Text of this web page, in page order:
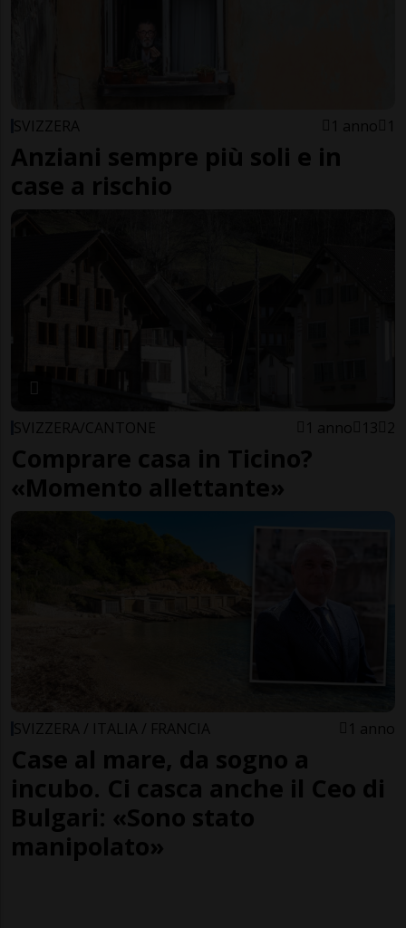
SVIZZERA 1 anno 1
Anziani sempre più soli e in
case a rischio
SVIZZERA/CANTONE 1 anno 13 2
Comprare casa in Ticino?
«Momento allettante»
SVIZZERA / ITALIA / FRANCIA 1 anno
Case al mare, da sogno a
incubo. Ci casca anche il Ceo di
Bulgari: «Sono stato
manipolato»